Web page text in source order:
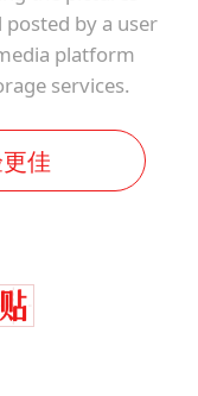
posted by a user
platform
services.
佳